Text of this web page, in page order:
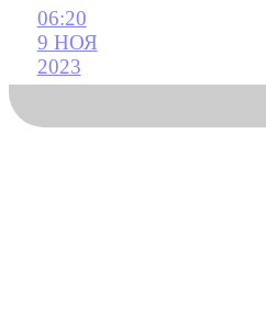
06:20
9 НОЯ
2023